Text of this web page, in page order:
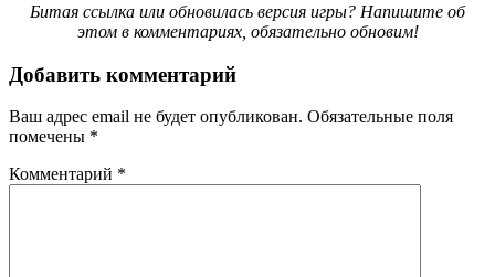
Битая ссылка или обновилась версия игры? Напишите об
этом в комментариях, обязательно обновим!
Добавить комментарий
Ваш адрес email не будет опубликован. Обязательные поля
помечены *
Комментарий *